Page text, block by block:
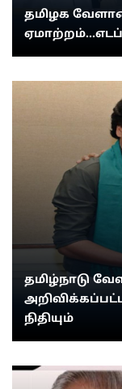
தமிழக
தமிழ்நாடு
நிதியும்